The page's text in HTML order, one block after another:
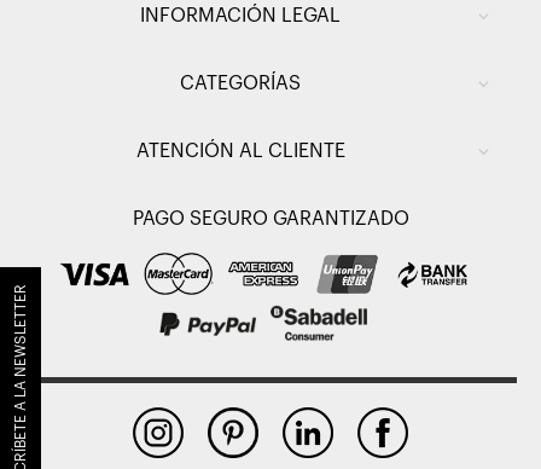
INFORMACIÓN LEGAL
CATEGORÍAS
ATENCIÓN AL CLIENTE
PAGO SEGURO GARANTIZADO
SUSCRÍBETE A LA NEWSLETTER